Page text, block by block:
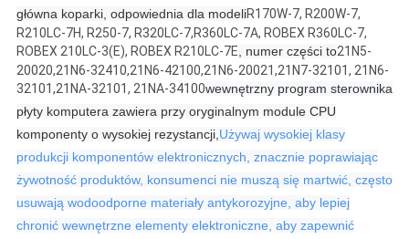
główna koparki, odpowiednia dla modeliR170W-7, R200W-7,
R210LC-7H, R250-7, R320LC-7,R360LC-7A, ROBEX R360LC-7,
ROBEX 210LC-3(E), ROBEX R210LC-7E, numer części to21N5-
20020,21N6-32410,21N6-42100,21N6-20021,21N7-32101, 21N6-
32101,21NA-32101, 21NA-34100wewnętrzny program sterownika
płyty komputera zawiera przy oryginalnym module CPU
komponenty o wysokiej rezystancji,Używaj wysokiej klasy
produkcji komponentów elektronicznych, znacznie poprawiając
żywotność produktów, konsumenci nie muszą się martwić, często
usuwają wodoodporne materiały antykorozyjne, aby lepiej
chronić wewnętrzne elementy elektroniczne, aby zapewnić